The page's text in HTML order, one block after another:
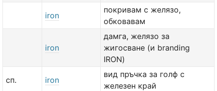
iron
покривам с желязо,
обковавам
iron
дамга, желязо за
жигосване (и branding
IRON)
сп. iron
вид пръчка за голф с
железен край